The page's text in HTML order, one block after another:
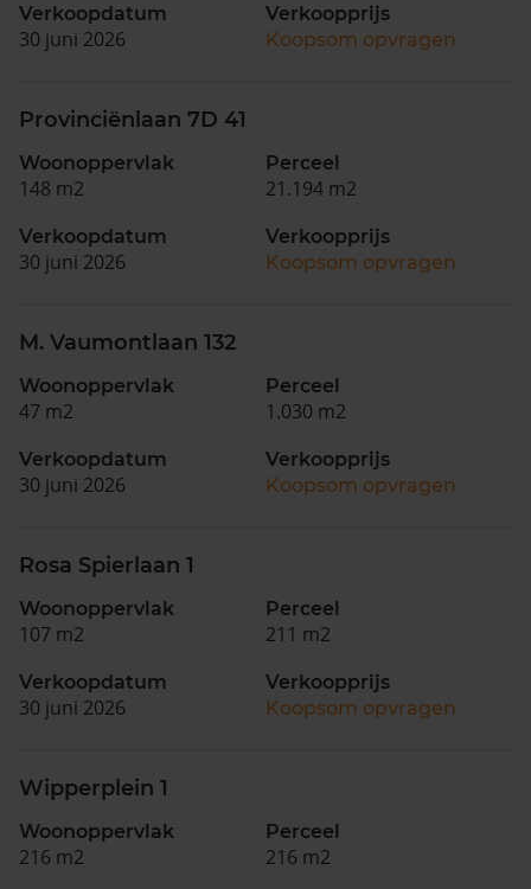
Verkoopdatum
30 juni 2026
Verkoopprijs
Koopsom opvragen
Provinciënlaan 7D 41
Woonoppervlak
148 m2
Perceel
21.194 m2
Verkoopdatum
30 juni 2026
Verkoopprijs
Koopsom opvragen
M. Vaumontlaan 132
Woonoppervlak
47 m2
Perceel
1.030 m2
Verkoopdatum
30 juni 2026
Verkoopprijs
Koopsom opvragen
Rosa Spierlaan 1
Woonoppervlak
107 m2
Perceel
211 m2
Verkoopdatum
30 juni 2026
Verkoopprijs
Koopsom opvragen
Wipperplein 1
Woonoppervlak
216 m2
Perceel
216 m2